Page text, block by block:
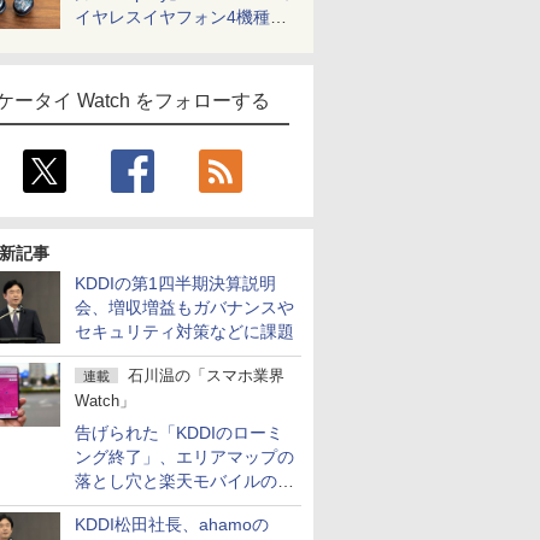
イヤレスイヤフォン4機種を
ータイ Watch をフォローする
記事
KDDIの第1四半期決算説明
会、増収増益もガバナンスや
セキュリティ対策などに課題
連載
石川温の「スマホ業界
Watch」
告げられた「KDDIのローミ
ング終了」、エリアマップの
落とし穴と楽天モバイルの課
題
KDDI松田社長、ahamoの